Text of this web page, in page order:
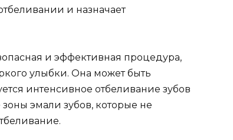
и назначает
и эффективная процедура,
улыбки. Она может быть
интенсивное отбеливание зубов
эмали зубов, которые не